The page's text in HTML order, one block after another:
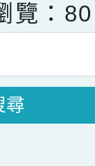
覽：80
尋